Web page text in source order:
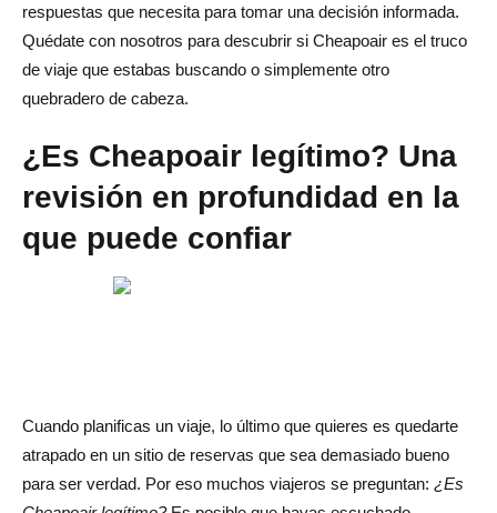
Cómo evitar cargos ocultos y reservar sin sorpresas
El mejor momento para reservar en Cheapoair: ahorre
más en vuelos y hoteles
Conclusión: ¿Cheapoair es legítimo para su próximo
viaje?
Preguntas frecuentes sobre Cheapoair
¿Es Cheapoair un sitio de reservas de viajes confiable?
¿Es mejor reservar directamente con las aerolíneas en
lugar de usar Cheapoair?
respuestas que necesita para tomar una decisión informada.
Quédate con nosotros para descubrir si Cheapoair es el truco
de viaje que estabas buscando o simplemente otro
quebradero de cabeza.
¿Es Cheapoair legítimo? Una
revisión en profundidad en la
que puede confiar
Cuando planificas un viaje, lo último que quieres es quedarte
atrapado en un sitio de reservas que sea demasiado bueno
para ser verdad. Por eso muchos viajeros se preguntan: ¿Es